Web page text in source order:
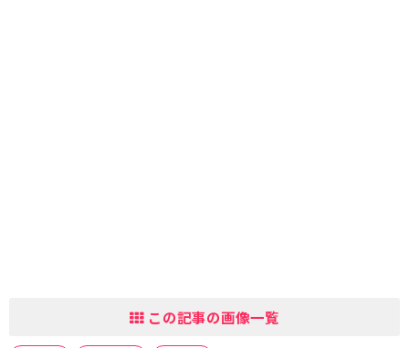
この記事の画像一覧